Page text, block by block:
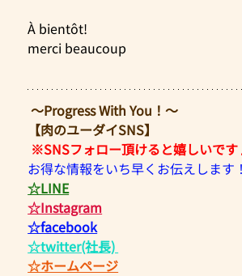
À bientôt!
merci beaucoup
～Progress With You！～
【肉のユーダイSNS】
※SNSフォロー頂けると嬉しいで
お得な情報をいち早くお伝えします！
☆LINE
☆Instagram
☆facebook
☆twitter(社長)​
☆ホームページ